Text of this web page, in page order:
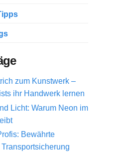
zum Kunstwerk –
ihr Handwerk lernen
Licht: Warum Neon im
Bewährte